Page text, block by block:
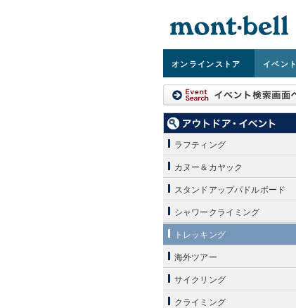
オンラインストア イベント
ラフティング
カヌー＆カヤック
スタンドアップパドルボード
シャワークライミング
トレッキング
海外ツアー
サイクリング
クライミング